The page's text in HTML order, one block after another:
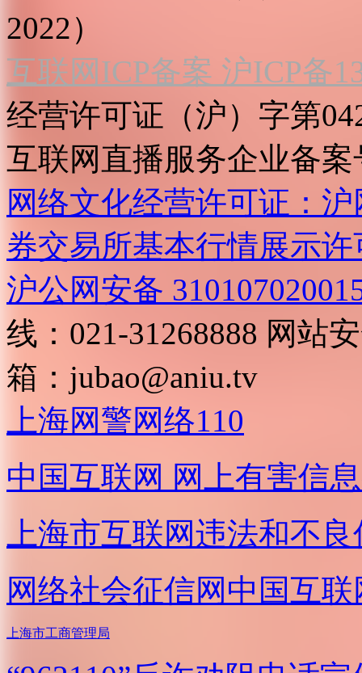
2022）
互联网ICP备案 沪ICP备
经营许可证（沪）字第
互联网直播服务企业备案
网络文化经营许可证：
券交易所基本行情展示许
沪公网安备
线：021-31268888 网站
箱： jubao@aniu.tv
上海网警网络110
中国互联网 网上有害信
上海市互联网违法和不
网络社会征信网 中国互
上海市工商管理局